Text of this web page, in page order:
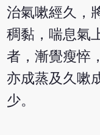
治氣嗽經久，
稠黏，喘息氣
者，漸覺瘦悴
亦成蒸及久嗽
少。